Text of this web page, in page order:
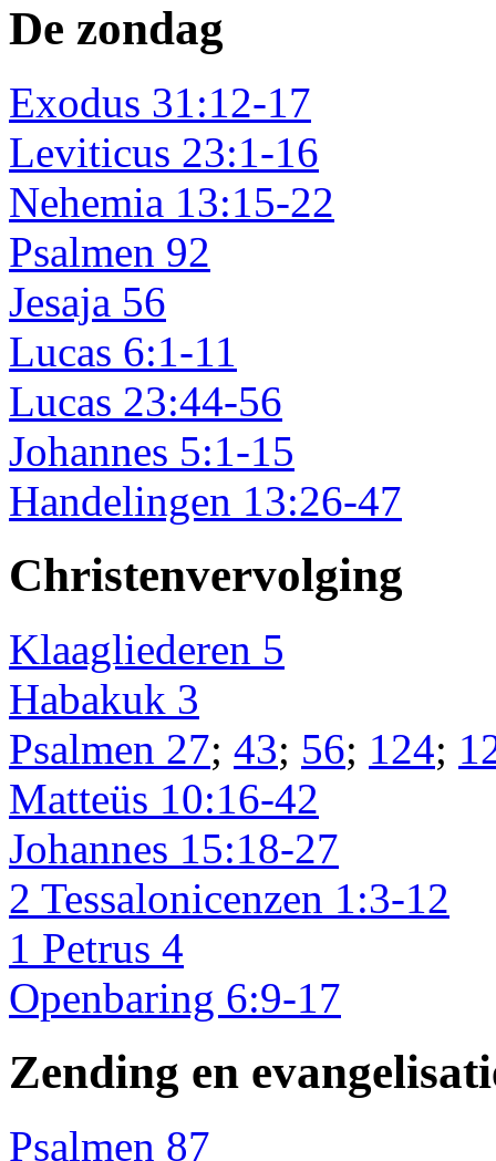
De zondag
Exodus 31:12-17
Leviticus 23:1-16
Nehemia 13:15-22
Psalmen 92
Jesaja 56
Lucas 6:1-11
Lucas 23:44-56
Johannes 5:1-15
Handelingen 13:26-47
Christenvervolging
Klaagliederen 5
Habakuk 3
Psalmen 27; 43; 56; 124;
Matteüs 10:16-42
Johannes 15:18-27
2 Tessalonicenzen 1:3-12
1 Petrus 4
Openbaring 6:9-17
Zending en
Psalmen 87